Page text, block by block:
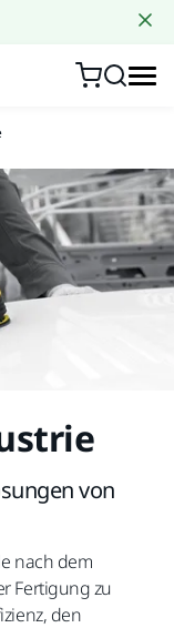
von
nach dem
Fertigung zu
den